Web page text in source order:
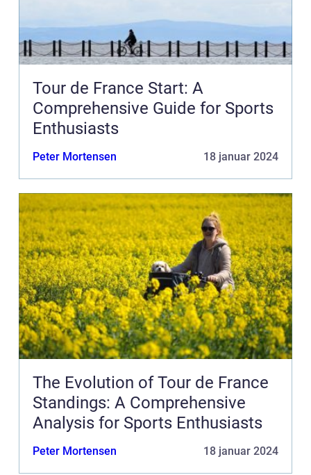
Tour de France Start: A
Comprehensive Guide for Sports
Enthusiasts
Peter Mortensen 18 januar 2024
The Evolution of Tour de France
Standings: A Comprehensive
Analysis for Sports Enthusiasts
Peter Mortensen 18 januar 2024